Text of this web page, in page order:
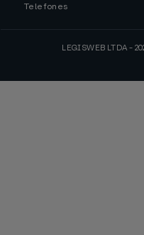
Telefones
LEGISWEB LTDA -